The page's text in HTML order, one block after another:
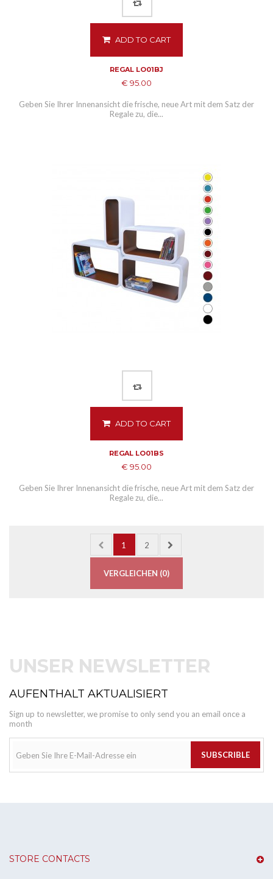
ADD TO CART
REGAL LO01BJ
€ 95.00
Geben Sie Ihrer Innenansicht die frische, neue Art mit dem Satz der
Regale zu, die...
ADD TO CART
REGAL LO01BS
€ 95.00
Geben Sie Ihrer Innenansicht die frische, neue Art mit dem Satz der
Regale zu, die...
1 2
VERGLEICHEN (0)
UNSER NEWSLETTER
AUFENTHALT AKTUALISIERT
Sign up to newsletter, we promise to only send you an email once a
month
SUBSCRIBLE
STORE CONTACTS